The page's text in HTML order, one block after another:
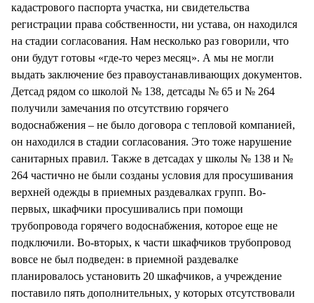
кадастрового паспорта участка, ни свидетельства
регистрации права собственности, ни устава, он находился
на стадии согласования. Нам несколько раз говорили, что
они будут готовы «где-то через месяц». А мы не могли
выдать заключение без правоустанавливающих документов.
Детсад рядом со школой № 138, детсады № 65 и № 264
получили замечания по отсутствию горячего
водоснабжения – не было договора с тепловой компанией,
он находился в стадии согласования. Это тоже нарушение
санитарных правил. Также в детсадах у школы № 138 и №
264 частично не были созданы условия для просушивания
верхней одежды в приемных раздевалках групп. Во-
первых, шкафчики просушивались при помощи
трубопровода горячего водоснабжения, которое еще не
подключили. Во-вторых, к части шкафчиков трубопровод
вовсе не был подведен: в приемной раздевалке
планировалось установить 20 шкафчиков, а учреждение
поставило пять дополнительных, у которых отсутствовали